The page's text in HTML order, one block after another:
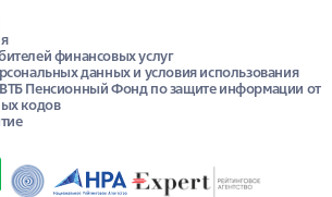
финансовых услуг
данных и условия использования
Пенсионный Фонд по защите информации от
кодов